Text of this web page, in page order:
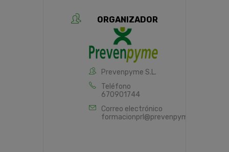
ORGANIZADOR
Prevenpyme S.L.
Teléfono
670901744
Correo electrónico
formacionprl@prevenpyme.es